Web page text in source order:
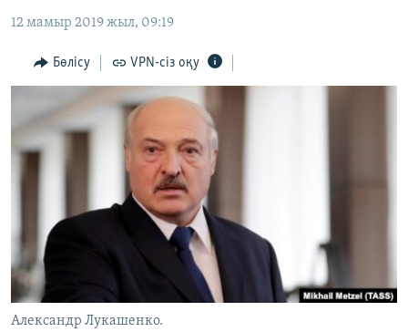
main
Navigation
to
АДАМ ҚҰҚЫҚТАРЫ
ӘЛЕУМЕТ
АРНАЙЫ ЖОБАЛАР
Русский
ЖАЗЫЛЫҢЫЗ
Басқа тілдерде
12 мамыр 2019 жыл, 09:19
Бөлісу VPN-сіз оқу
Александр Лукашенко.